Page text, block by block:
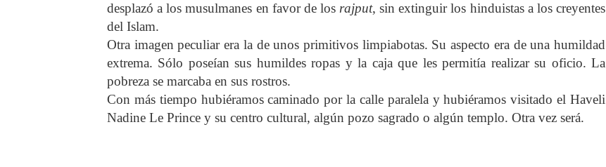
desplazó a los musulmanes en favor de los rajput, sin extinguir los hinduistas a los creyentes
del Islam.
Otra imagen peculiar era la de unos primitivos limpiabotas. Su aspecto era de una humildad
extrema. Sólo poseían sus humildes ropas y la caja que les permitía realizar su oficio. La
pobreza se marcaba en sus rostros.
Con más tiempo hubiéramos caminado por la calle paralela y hubiéramos visitado el Haveli
Nadine Le Prince y su centro cultural, algún pozo sagrado o algún templo. Otra vez será.